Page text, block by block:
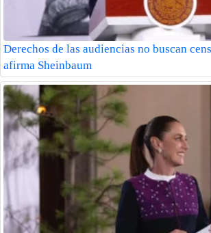
Derechos de las audiencias no buscan
afirma Sheinbaum